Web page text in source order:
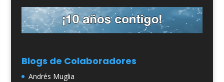
Blogs de Colaboradores
Andrés Muglia